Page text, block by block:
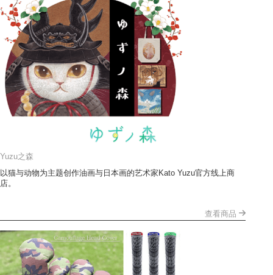
Yuzu之森
以猫与动物为主题创作油画与日本画的艺术家Kato Yuzu官方线上商
店。
查看商品